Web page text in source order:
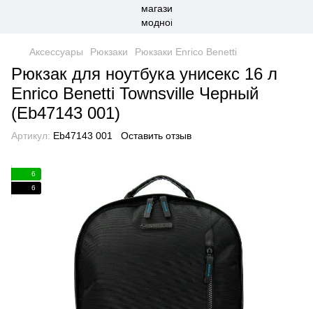
Аксессуары Рюкзаки Рюкзаки Enrico Benetti
Рюкзак для ноутбука унисекс 16 л
Enrico Benetti Townsville Черный
(Eb47143 001)
Артикул: Eb47143 001 Оставить отзыв
6
6